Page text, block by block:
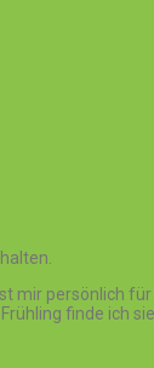
mir persönlich
finde ich